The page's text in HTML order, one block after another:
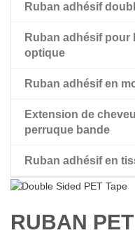
Ruban adhésif
Ruban adhésif pour
optique
Ruban adhésif en
Extension de
perruque bande
perruque ruban
Ruban adhésif en
RUBAN